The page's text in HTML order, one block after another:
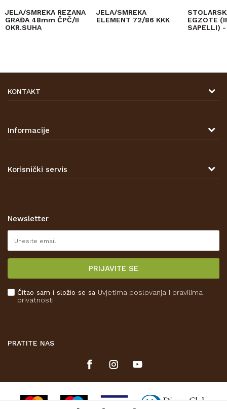
JELA/SMREKA REZANA
GRAĐA 48mm ČPČ/II
OKR.SUHA
JELA/SMREKA
ELEMENT 72/86 KKK
EGZOTE
SAPELLI)
KONTAKT
47000 Karlovac
Informacije
Prodajna mjesta
Korisnički servis
Korištenje kolačića
Reklamacije
Isporuka
Kako kupiti
Newsletter
PRIJAVITE SE
Čitao sam i složio se sa Uvjetima poslovanja i pravilima
privatnosti
PRATITE NAS